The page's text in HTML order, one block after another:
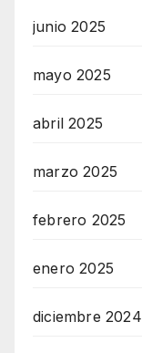
junio 2025
mayo 2025
abril 2025
marzo 2025
febrero 2025
enero 2025
diciembre 2024